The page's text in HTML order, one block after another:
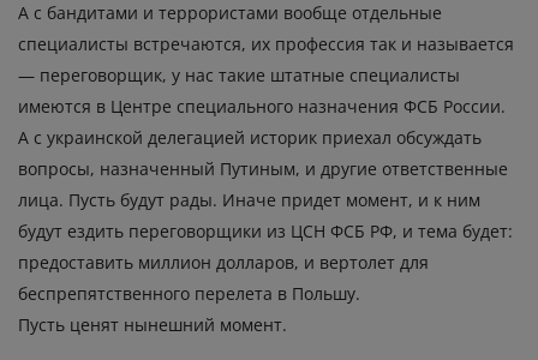
А с бандитами и террористами вообще отдельные
специалисты встречаются, их профессия так и называется
— переговорщик, у нас такие штатные специалисты
имеются в Центре специального назначения ФСБ России.
А с украинской делегацией историк приехал обсуждать
вопросы, назначенный Путиным, и другие ответственные
лица. Пусть будут рады. Иначе придет момент, и к ним
будут ездить переговорщики из ЦСН ФСБ РФ, и тема будет:
предоставить миллион долларов, и вертолет для
беспрепятственного перелета в Польшу.
Пусть ценят нынешний момент.